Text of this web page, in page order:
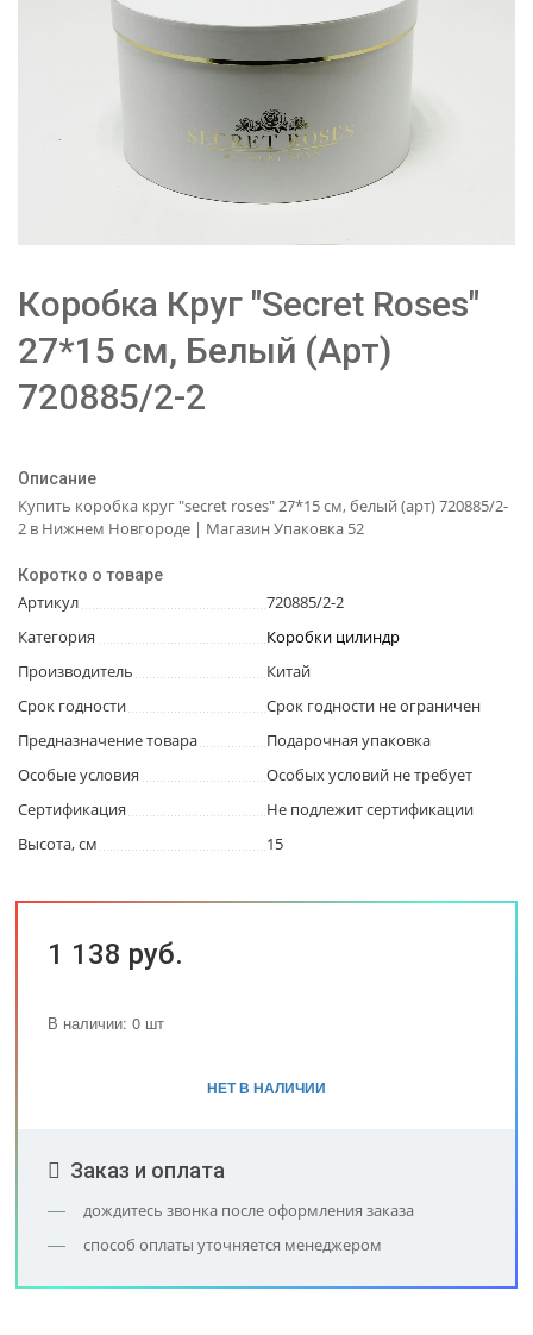
Коробка Круг "Secret Roses"
27*15 см, Белый (Арт)
720885/2-2
Описание
Купить коробка круг "secret roses" 27*15 см, белый (арт) 720885/2-
2 в Нижнем Новгороде | Магазин Упаковка 52
Коротко о товаре
Артикул
720885/2-2
Категория
Коробки цилиндр
Производитель
Китай
Срок годности
Срок годности не ограничен
Предназначение товара
Подарочная упаковка
Особые условия
Особых условий не требует
Сертификация
Не подлежит сертификации
Высота, см
15
1 138 руб.
В наличии: 0 шт
НЕТ В НАЛИЧИИ
Заказ и оплата
дождитесь звонка после оформления заказа
способ оплаты уточняется менеджером